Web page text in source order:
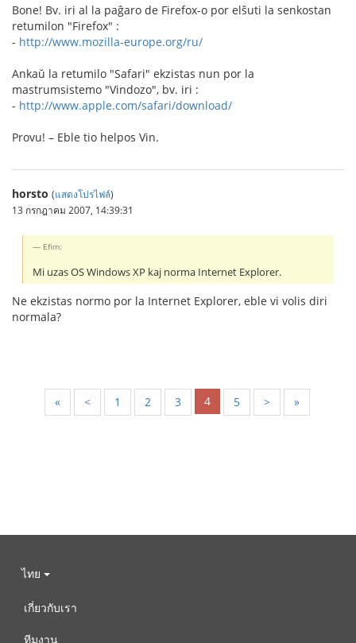
Bone! Bv. iri al la paĝaro de Firefox-o por elŝuti la senkostan
retumilon "Firefox" :
- http://www.mozilla-europe.org/ru/
Ankaŭ la retumilo "Safari" ekzistas nun por la
mastrumsistemo "Vindozo", bv. iri :
- http://www.apple.com/safari/download/
Provu! – Eble tio helpos Vin.
horsto (แสดงโปรไฟล์)
13 กรกฎาคม 2007, 14:39:31
Efim:
Mi uzas OS Windows XP kaj norma Internet Explorer.
Ne ekzistas normo por la Internet Explorer, eble vi volis diri
normala?
« < 1 2 3 4 5 > »
ไทย
เกี่ยวกับเรา
ทีมงาน